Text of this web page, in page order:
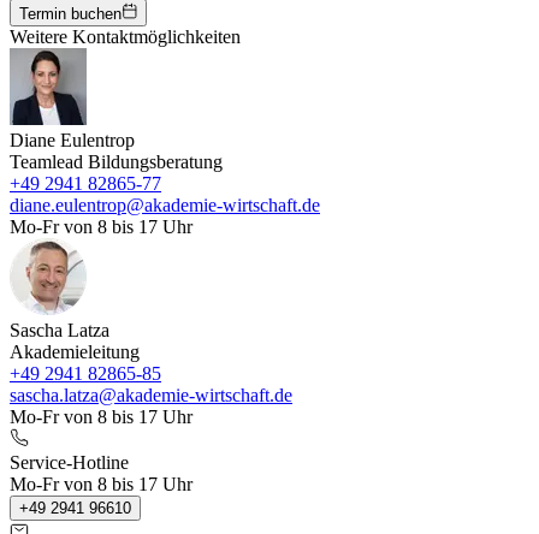
Termin buchen
Weitere Kontaktmöglichkeiten
Diane Eulentrop
Teamlead Bildungsberatung
+49 2941 82865-77
diane.eulentrop@akademie-wirtschaft.de
Mo-Fr von 8 bis 17 Uhr
Sascha Latza
Akademieleitung
+49 2941 82865-85
sascha.latza@akademie-wirtschaft.de
Mo-Fr von 8 bis 17 Uhr
Service-Hotline
Mo-Fr von 8 bis 17 Uhr
+49 2941 96610